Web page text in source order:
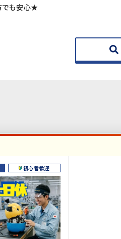
でも安心★
初心者歓迎